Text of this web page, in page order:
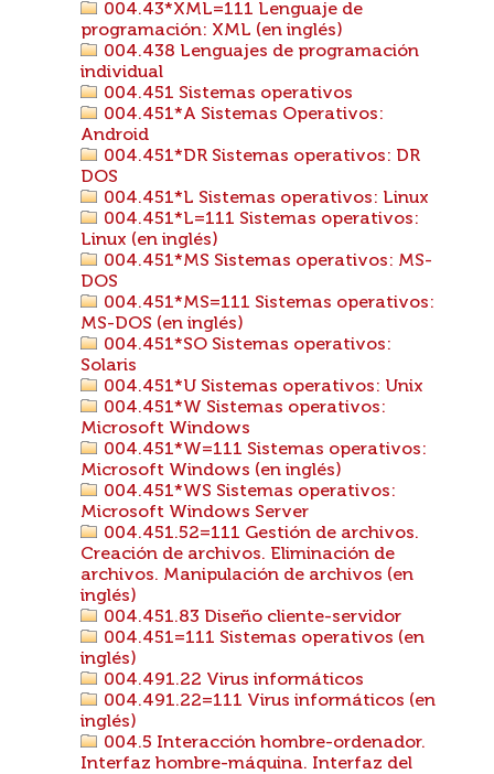
004.43*XML=111 Lenguaje de
programación: XML (en inglés)
004.438 Lenguajes de programación
individual
004.451 Sistemas operativos
004.451*A Sistemas Operativos:
Android
004.451*DR Sistemas operativos: DR
DOS
004.451*L Sistemas operativos: Linux
004.451*L=111 Sistemas operativos:
Linux (en inglés)
004.451*MS Sistemas operativos: MS-
DOS
004.451*MS=111 Sistemas operativos:
MS-DOS (en inglés)
004.451*SO Sistemas operativos:
Solaris
004.451*U Sistemas operativos: Unix
004.451*W Sistemas operativos:
Microsoft Windows
004.451*W=111 Sistemas operativos:
Microsoft Windows (en inglés)
004.451*WS Sistemas operativos:
Microsoft Windows Server
004.451.52=111 Gestión de archivos.
Creación de archivos. Eliminación de
archivos. Manipulación de archivos (en
inglés)
004.451.83 Diseño cliente-servidor
004.451=111 Sistemas operativos (en
inglés)
004.491.22 Virus informáticos
004.491.22=111 Virus informáticos (en
inglés)
004.5 Interacción hombre-ordenador.
Interfaz hombre-máquina. Interfaz del